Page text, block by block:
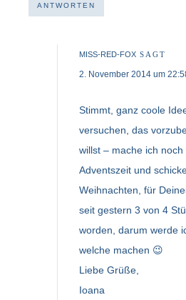
ANTWORTEN
MISS-RED-FOX SAGT
2. November 2014 um
Stimmt, ganz coole
versuchen, das
willst – mache ich
Adventszeit und
Weihnachten, für
seit gestern 3 von 4
worden, darum werde
welche machen 😉
Liebe Grüße,
Ioana